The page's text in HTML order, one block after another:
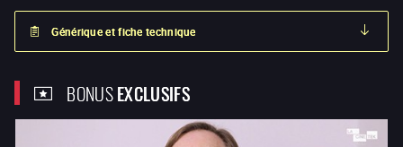
Générique et fiche technique
BONUSEXCLUSIFS